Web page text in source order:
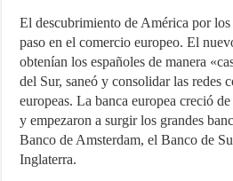
El descubrimiento de América por
paso en el comercio europeo. El
obtenían los españoles de manera
del Sur, saneó y consolidar las redes
europeas. La banca europea creció
y empezaron a surgir los grandes
Banco de Amsterdam, el Banco de
Inglaterra.